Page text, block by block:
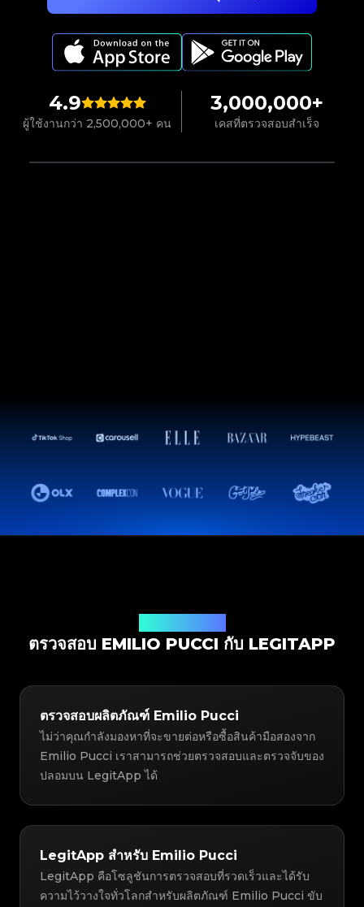
4.9
ผู้ใช้งานกว่า 2,500,000+ คน
3,000,000+
เคสที่ตรวจสอบสำเร็จ
ตรวจสอบ EMILIO PUCCI กับ LEGITAPP
ตรวจสอบผลิตภัณฑ์ Emilio Pucci
ไม่ว่าคุณกำลังมองหาที่จะขายต่อหรือซื้อสินค้ามือสองจาก
Emilio Pucci เราสามารถช่วยตรวจสอบและตรวจจับของ
ปลอมบน LegitApp ได้
LegitApp สำหรับ Emilio Pucci
LegitApp คือโซลูชันการตรวจสอบที่รวดเร็วและได้รับ
ความไว้วางใจทั่วโลกสำหรับผลิตภัณฑ์ Emilio Pucci ขับ